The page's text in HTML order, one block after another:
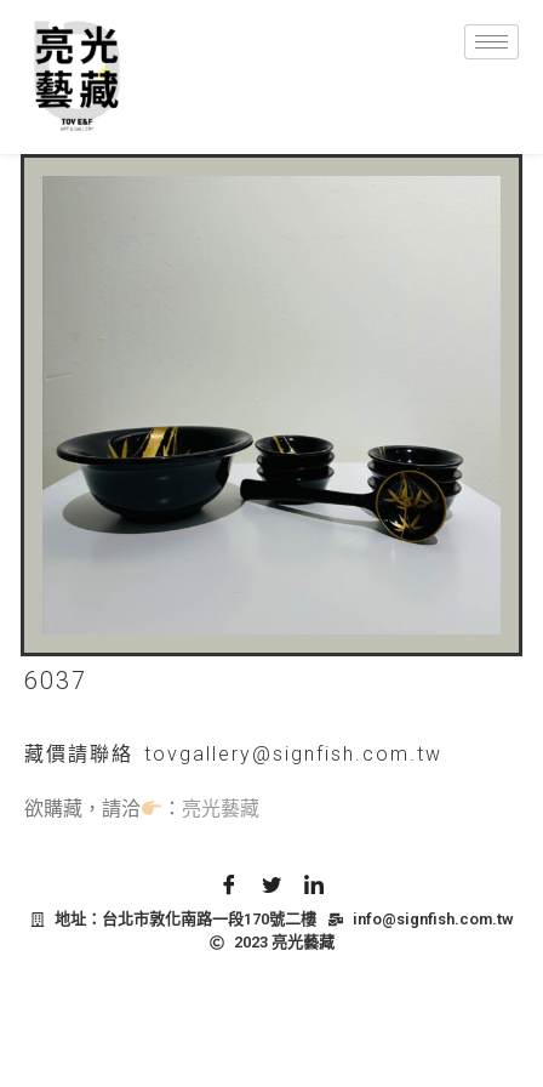
6037
藏價請聯絡 tovgallery@signfish.com.tw
欲購藏，請洽 ： 亮光藝藏
地址：台北市敦化南路一段170號二樓
info@signfish.com.tw
2023 亮光藝藏